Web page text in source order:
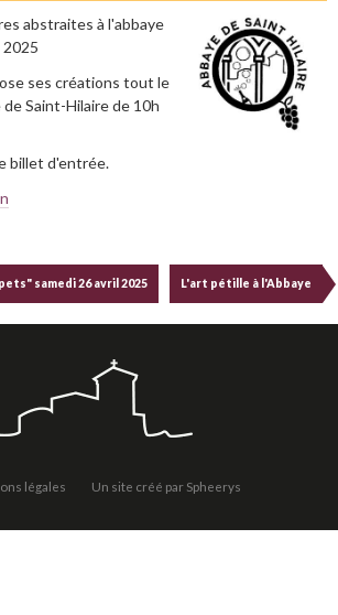
abstraites à l'abbaye
2025
ses créations tout le
Saint-Hilaire de 10h
billet d'entrée.
samedi 26 avril 2025 L'art pétille à l'Abbaye
légales Un site créé par Spheerys